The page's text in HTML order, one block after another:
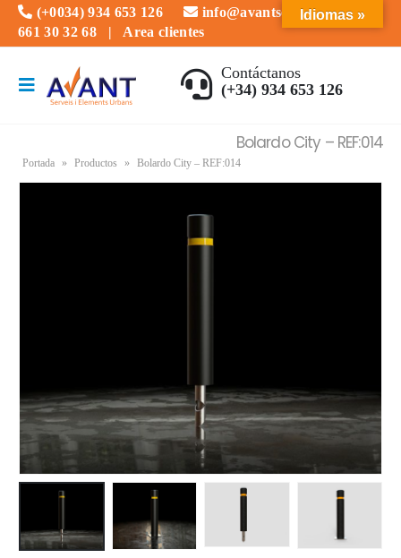
(+0034) 934 653 126
info@avantserveis.com
661 30 32 68 | Area clientes
Contáctanos
(+34) 934 653 126
Bolardo City – REF:014
Portada » Productos » Bolardo City – REF:014
Idiomas »